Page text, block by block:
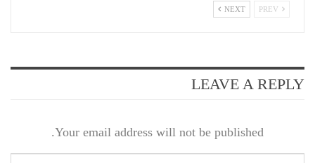
NEXT
LEAVE A REPLY
Your email address will not be published.